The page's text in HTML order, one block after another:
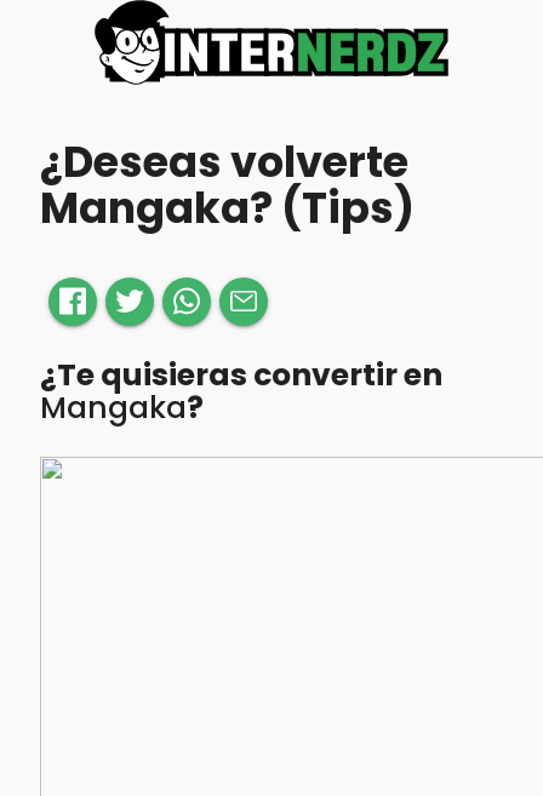
¿Deseas volverte
Mangaka? (Tips)
¿Te quisieras convertir en
Mangaka?